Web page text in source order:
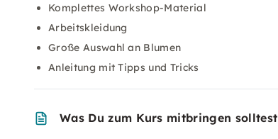
Komplettes Workshop-Material
Arbeitskleidung
Große Auswahl an Blumen
Anleitung mit Tipps und Tricks
Was Du zum Kurs mitbringen solltest